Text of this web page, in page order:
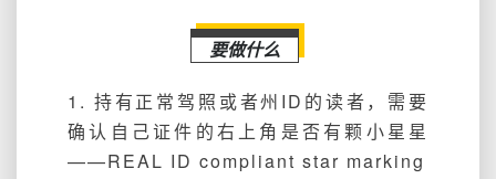
要做什么
1. 持有正常驾照或者州ID的读者，需要
确认自己证件的右上角是否有颗小星星
——REAL ID compliant star marking